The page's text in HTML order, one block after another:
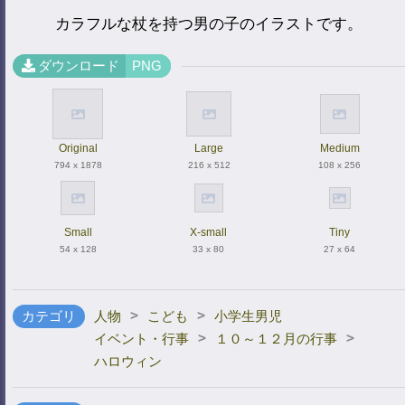
カラフルな杖を持つ男の子のイラストです。
ダウンロード PNG
Original
794 x 1878
Large
216 x 512
Medium
108 x 256
Small
54 x 128
X-small
33 x 80
Tiny
27 x 64
カテゴリ 人物 > こども > 小学生男児
イベント・行事 > １０～１２月の行事 >
ハロウィン